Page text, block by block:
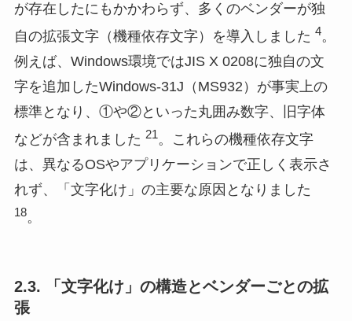
が存在したにもかかわらず、多くのベンダーが独
自の拡張文字（機種依存文字）を導入しました 4。
例えば、Windows環境ではJIS X 0208に独自の文
字を追加したWindows-31J（MS932）が事実上の
標準となり、①や②といった丸囲み数字、旧字体
などが含まれました 21。これらの機種依存文字
は、異なるOSやアプリケーションで正しく表示さ
れず、「文字化け」の主要な原因となりました
18。
2.3. 「文字化け」の構造とベンダーごとの拡
張